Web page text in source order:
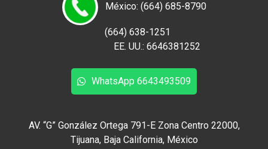
México: (664) 685-8790
(664) 638-1251
EE. UU.: 6646381252
WhatsApp 6643493509
AV. “G” González Ortega 791-E Zona Centro 22000,
Tijuana, Baja California, México